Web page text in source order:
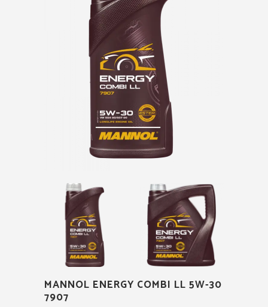
MANNOL ENERGY COMBI LL 5W-30
7907